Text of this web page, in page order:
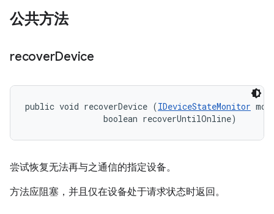
公共方法
recoverDevice
public void recoverDevice (IDeviceStateMonitor
                boolean recoverUntilOnline)
尝试恢复无法再与之通信的指定设备。
方法应阻塞，并且仅在设备处于请求状态时返回。